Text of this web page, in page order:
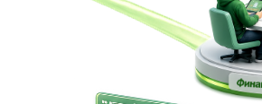
О воркшопе